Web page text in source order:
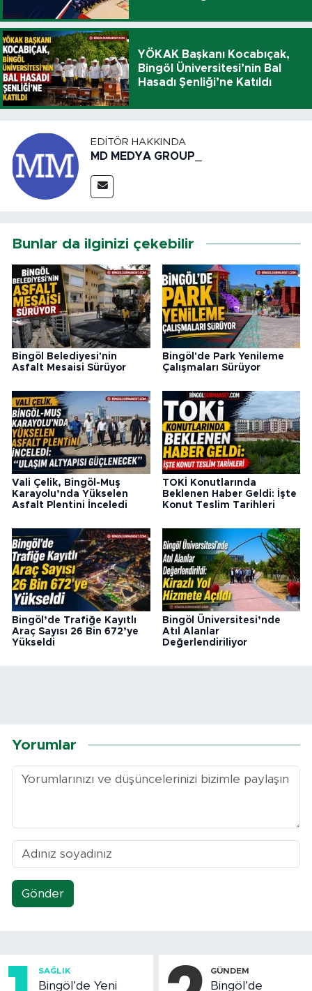
YÖKAK Başkanı Kocabıçak,
Bingöl Üniversitesi’nin Bal
Hasadı Şenliği’ne Katıldı
EDITÖR HAKKINDA
MD MEDYA GROUP_
Bunlar da ilginizi çekebilir
Bingöl Belediyesi'nin
Asfalt Mesaisi Sürüyor
Bingöl'de Park Yenileme
Çalışmaları Sürüyor
Vali Çelik, Bingöl-Muş
Karayolu’nda Yükselen
Asfalt Plentini İnceledi
TOKİ Konutlarında
Beklenen Haber Geldi: İşte
Konut Teslim Tarihleri
Bingöl’de Trafiğe Kayıtlı
Araç Sayısı 26 Bin 672’ye
Yükseldi
Bingöl Üniversitesi’nde
Atıl Alanlar
Değerlendiriliyor
Yorumlar
Gönder
SAĞLIK
Bingöl’de Yeni
GÜNDEM
Bingöl’de